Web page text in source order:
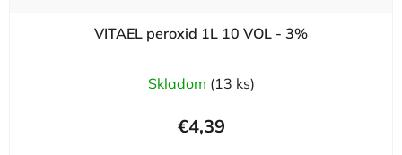
VITAEL peroxid 1L 10 VOL - 3%
Skladom (13 ks)
€4,39